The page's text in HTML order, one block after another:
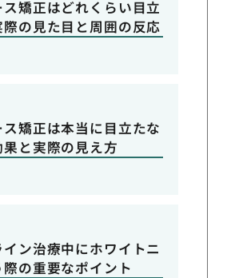
矯正はどれくらい目立
の見た目と周囲の反応
矯正は本当に目立たな
と実際の見え方
ン治療中にホワイトニ
の重要なポイント